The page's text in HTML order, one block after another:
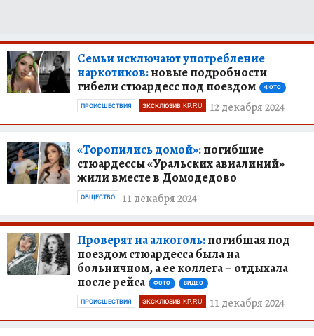
Семьи исключают употребление
наркотиков:новые подробности
гибели стюардесс под поездом
ФОТО
12 декабря 2024
ПРОИСШЕСТВИЯ ЭКСКЛЮЗИВ KP.RU
«Торопились домой»:погибшие
стюардессы «Уральских авиалиний»
жили вместе в Домодедово
11 декабря 2024
ОБЩЕСТВО
Проверят на алкоголь:погибшая под
поездом стюардесса была на
больничном, а ее коллега – отдыхала
после рейса
ФОТО ВИДЕО
11 декабря 2024
ПРОИСШЕСТВИЯ ЭКСКЛЮЗИВ KP.RU